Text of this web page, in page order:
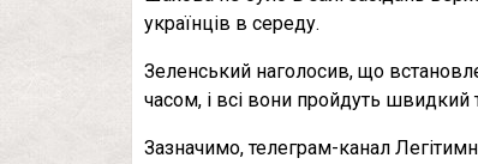
українців в середу.
Зеленський наголосив, що
часом, і всі вони пройдуть швидкий
Зазначимо, телеграм-канал